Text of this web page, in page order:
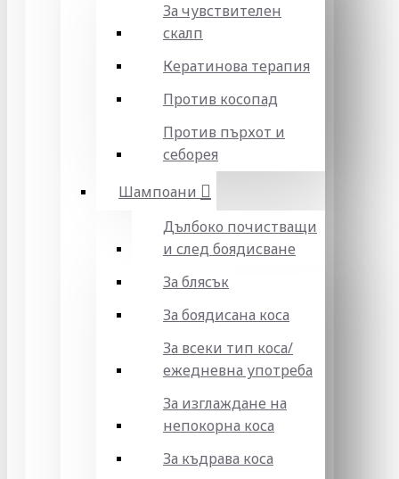
За чувствителен
скалп
Кератинова терапия
Против косопад
Против пърхот и
себорея
Шампоани
Дълбоко почистващи
и след боядисване
За блясък
За боядисана коса
За всеки тип коса/
ежедневна употреба
За изглаждане на
непокорна коса
За къдрава коса